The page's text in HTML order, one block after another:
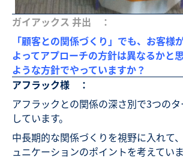
ガイアックス 井出 ：
「顧客との関係づくり」でも、お客様
よってアプローチの方針は異なるかと
ような方針でやっていますか？
アフラック様 ：
アフラックとの関係の深さ別で3つの
しています。
中長期的な関係づくりを視野に入れて
ュニケーションのポイントを考えていま